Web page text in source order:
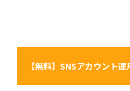
【無料】SNSアカウント